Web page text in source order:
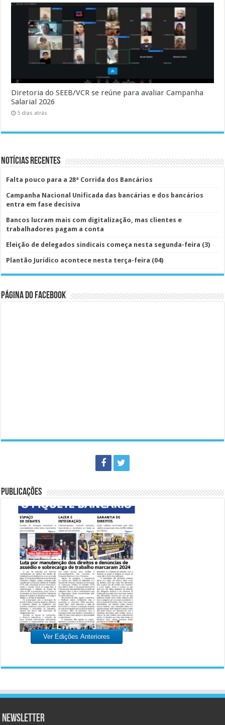
Diretoria do SEEB/VCR se reúne para avaliar Campanha
Salarial 2026
5 dias atrás
Notícias Recentes
Falta pouco para a 28ª Corrida dos Bancários
Campanha Nacional Unificada das bancárias e dos bancários
entra em fase decisiva
Bancos lucram mais com digitalização, mas clientes e
trabalhadores pagam a conta
Eleição de delegados sindicais começa nesta segunda-feira (3)
Plantão Jurídico acontece nesta terça-feira (04)
Página do Facebook
PUBLICAÇÕES
Ver Edições Anteriores
Newsletter